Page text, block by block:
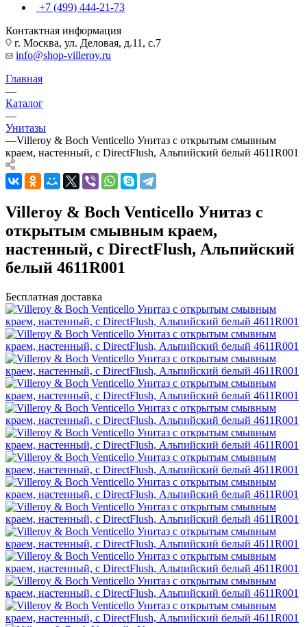
+7 (499) 444-21-73
Контактная информация
г. Москва, ул. Деловая, д.11, с.7
info@shop-villeroy.ru
Главная
—
Каталог
—
Унитазы
—Villeroy & Boch Venticello Унитаз с открытым смывным
краем, настенный, с DirectFlush, Альпийский белый 4611R001
Villeroy & Boch Venticello Унитаз с
открытым смывным краем,
настенный, с DirectFlush, Альпийский
белый 4611R001
Бесплатная доставка